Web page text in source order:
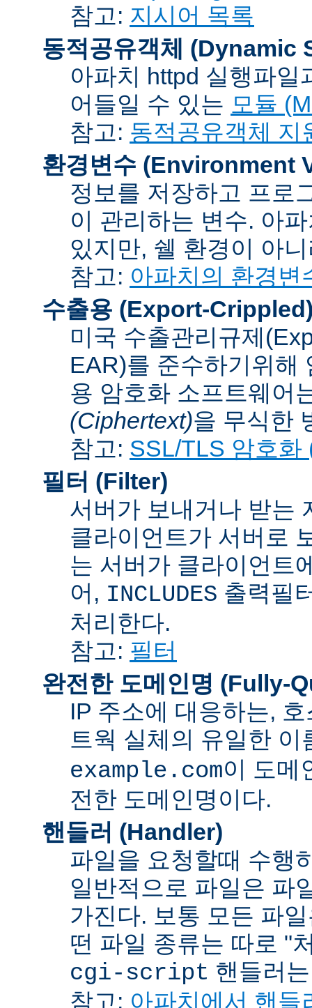
참고: 지시어 목록
동적공유객체 (Dynamic
아파치 httpd 실행파일
어들일 수 있는 모듈
참고: 동적공유객체 지
환경변수 (Environment
정보를 저장하고 프로
이 관리하는 변수. 아
있지만, 쉘 환경이 아
참고: 아파치의 환경변
수출용 (Export-
미국 수출관리규제
EAR)를 준수하기위해
용 암호화 소프트웨어
(Ciphertext)을 무식한
참고: SSL/TLS 암호화
필터 (Filter)
서버가 보내거나 받는
클라이언트가 서버로
는 서버가 클라이언트
어, INCLUDES 출력필
처리한다.
참고: 필터
완전한 도메인명 (Fully-
IP 주소에 대응하는,
트웍 실체의 유일한
example.com이 도메
전한 도메인명이다.
핸들러 (Handler)
파일을 요청할때 수행
일반적으로 파일은 파
가진다. 보통 모든 파
떤 파일 종류는 따로 "
cgi-script 핸들러
참고: 아파치에서 핸들